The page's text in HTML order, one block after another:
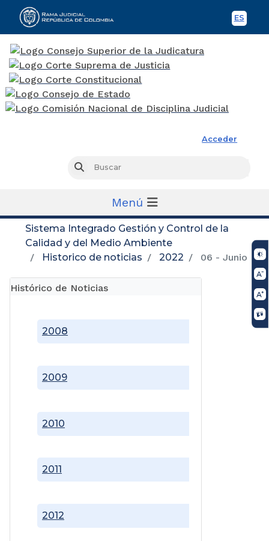
ES
Acceder
Buscar
Menú
Sistema Integrado Gestión y Control de la
Calidad y del Medio Ambiente
Historico de noticias
2022 06 - Junio
Histórico de Noticias
2008
2009
2010
2011
2012